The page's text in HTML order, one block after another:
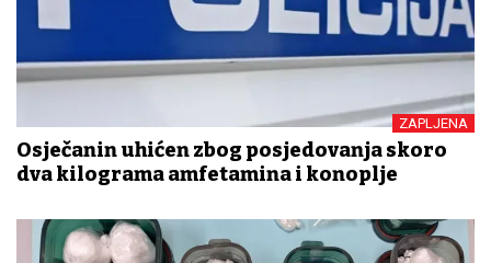
ZAPLJENA
Osječanin uhićen zbog posjedovanja skoro
dva kilograma amfetamina i konoplje